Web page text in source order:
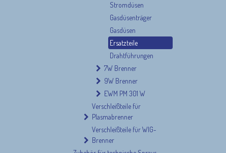
Stromdüsen
Gasdüsenträger
Gasdüsen
Ersatzteile
Drahtführungen
7W Brenner
9W Brenner
EWM PM 301 W
Verschleißteile für
Plasmabrenner
Verschleißteile für WIG-
Brenner